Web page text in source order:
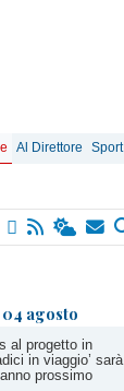
Al Direttore Sport
agosto
al progetto in
in viaggio’ sarà
prossimo